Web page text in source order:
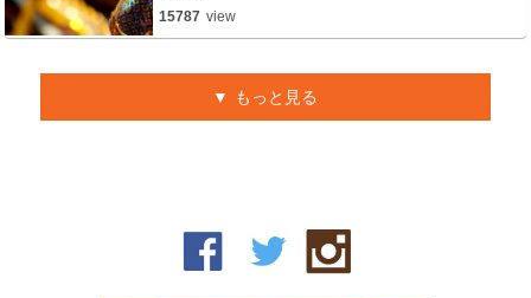
15787 view
もっと見る